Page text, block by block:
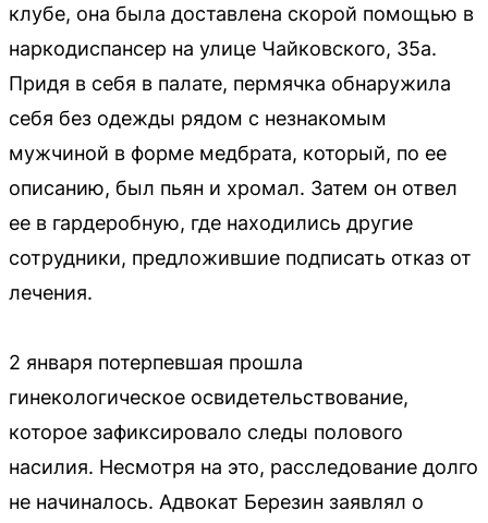
клубе, она была доставлена скорой помощью в
наркодиспансер на улице Чайковского, 35а.
Придя в себя в палате, пермячка обнаружила
себя без одежды рядом с незнакомым
мужчиной в форме медбрата, который, по ее
описанию, был пьян и хромал. Затем он отвел
ее в гардеробную, где находились другие
сотрудники, предложившие подписать отказ от
лечения.
2 января потерпевшая прошла
гинекологическое освидетельствование,
которое зафиксировало следы полового
насилия. Несмотря на это, расследование долго
не начиналось. Адвокат Березин заявлял о